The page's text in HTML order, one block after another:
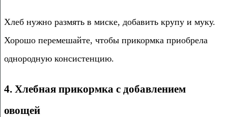
Хлеб нужно размять в миске, добавить крупу и муку.
Хорошо перемешайте, чтобы прикормка приобрела
однородную консистенцию.
4. Хлебная прикормка с добавлением
овощей